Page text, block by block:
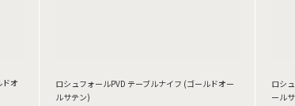
オ
ロシュフォールPVD テーブルナイフ (ゴールドオー
ルサテン)
ロシ
ール